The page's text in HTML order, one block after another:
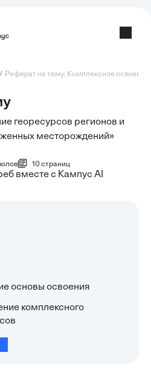
Реферат на тему: Комплексное освоение
георесурсов регионов и
месторождений»
10 страниц
вместе с Кампус AI
основы освоения
комплексного